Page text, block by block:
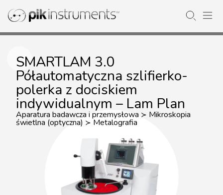
SMARTLAM 3.0
Półautomatyczna szlifierko-
polerka z dociskiem
indywidualnym – Lam Plan
Aparatura badawcza i przemysłowa ≻ Mikroskopia
świetlna (optyczna) ≻ Metalografia